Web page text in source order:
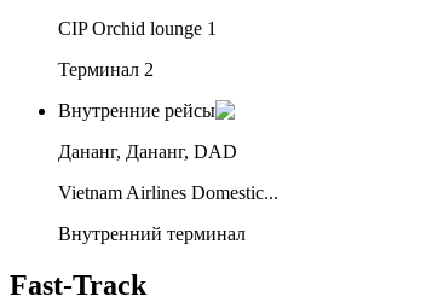
CIP Orchid lounge 1
Терминал 2
Внутренние рейсы
Дананг, Дананг, DAD
Vietnam Airlines Domestic...
Внутренний терминал
Fast-Track